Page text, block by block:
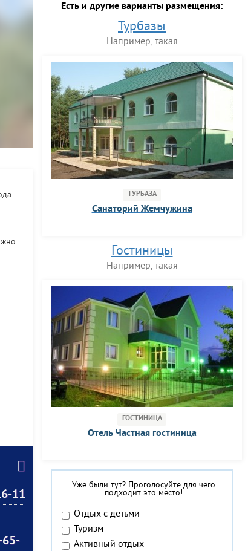
11
Есть и другие варианты размещения:
Турбазы
Например, такая
ТУРБАЗА
Санаторий Жемчужина
Гостиницы
Например, такая
ГОСТИНИЦА
Отель Частная гостиница
Уже были тут? Проголосуйте для чего
подходит это место!
Отдых с детьми
Туризм
Активный отдых